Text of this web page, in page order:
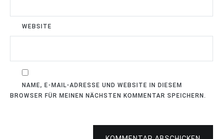
WEBSITE
NAME, E-MAIL-ADRESSE UND WEBSITE IN DIESEM
BROWSER FÜR MEINEN NÄCHSTEN KOMMENTAR SPEICHERN.